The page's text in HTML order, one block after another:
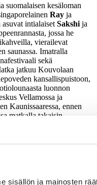
sisällön ja mainosten
suomalaisen kesäloman
Ray ja
intialaiset Sakshi ja
jossa he
vierailevat
saunassa. Imatralla
sekä
jatkuu Kouvolaan
kansallispuistoon,
luonnon
Vellamossa ja
Kaunissaaressa, ennen
matkalla takaisin
itäisessä Suomessa on
tavoittanut satoja miljoonia